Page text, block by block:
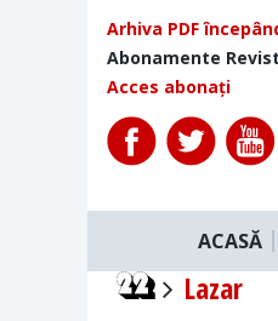
Arhiva PDF
Abonamente
Acces abonați
ACASĂ
Lazar